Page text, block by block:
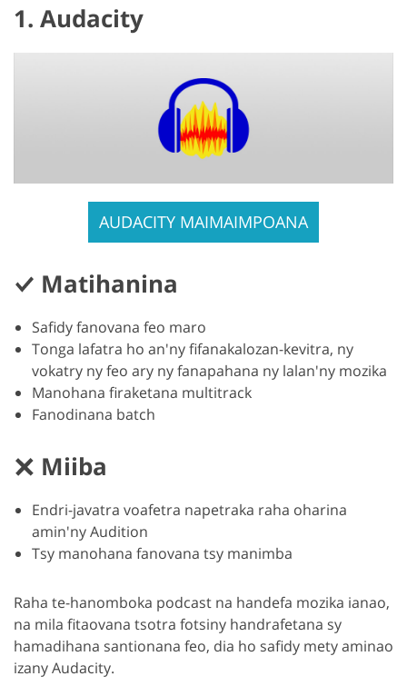
1. Audacity
AUDACITY MAIMAIMPOANA
Matihanina
Safidy fanovana feo maro
Tonga lafatra ho an'ny fifanakalozan-kevitra, ny
vokatry ny feo ary ny fanapahana ny lalan'ny mozika
Manohana firaketana multitrack
Fanodinana batch
Miiba
Endri-javatra voafetra napetraka raha oharina
amin'ny Audition
Tsy manohana fanovana tsy manimba
Raha te-hanomboka podcast na handefa mozika ianao,
na mila fitaovana tsotra fotsiny handrafetana sy
hamadihana santionana feo, dia ho safidy mety aminao
izany Audacity.